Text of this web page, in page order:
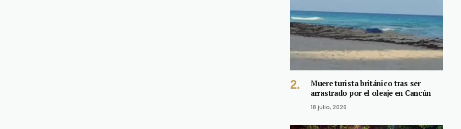
Muere turista británico tras ser
arrastrado por el oleaje en Cancún
18 julio, 2026